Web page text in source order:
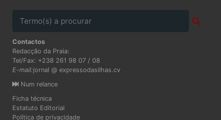
Contactos
Redacção da Praia:
Tel/Fax: +238 261 98 07 / 08
E-mail:jornal @ expressodasilhas.cv
Num relance
Ficha técnica
Estatuto Editorial
Política de privacidade